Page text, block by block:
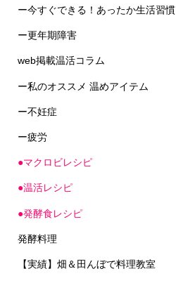
ー今すぐできる！あったか生活習慣
ー更年期障害
web掲載温活コラム
ー私のオススメ 温めアイテム
ー不妊症
ー疲労
●マクロビレシピ
●温活レシピ
●発酵食レシピ
発酵料理
【実績】畑＆田んぼで料理教室